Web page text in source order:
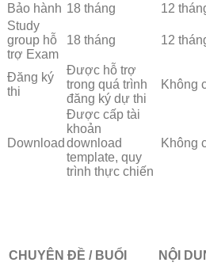
Bảo hành 18 tháng 12
Study
group hỗ
trợ Exam
18 tháng 12
Đăng ký
thi
Được hỗ trợ
trong quá trình
đăng ký dự thi
Không
Download
Được cấp tài
khoản
download
template, quy
trình thực chiến
Không
CHUYÊN ĐỀ / BUỔI
NỘI